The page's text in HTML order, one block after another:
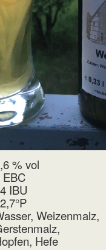
% vol
EBC
IBU
Weizenmalz,
Hefe